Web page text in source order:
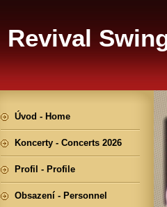
Revival
Úvod - Home
Koncerty - Concerts 2026
Profil - Profile
Obsazení - Personnel